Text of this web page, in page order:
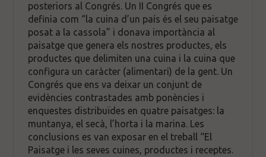
posteriors al Congrés. Un II Congrés que es
definia com “la cuina d’un país és el seu paisatge
posat a la cassola” i donava importància al
paisatge que genera els nostres productes, els
productes que delimiten una cuina i la cuina que
configura un caràcter (alimentari) de la gent. Un
Congrés que ens va deixar un conjunt de
evidències contrastades amb ponències i
enquestes distribuïdes en quatre paisatges: la
muntanya, el secà, l’horta i la marina. Les
conclusions es van exposar en el treball “El
Paisatge i les seves cuines, productes i receptes.